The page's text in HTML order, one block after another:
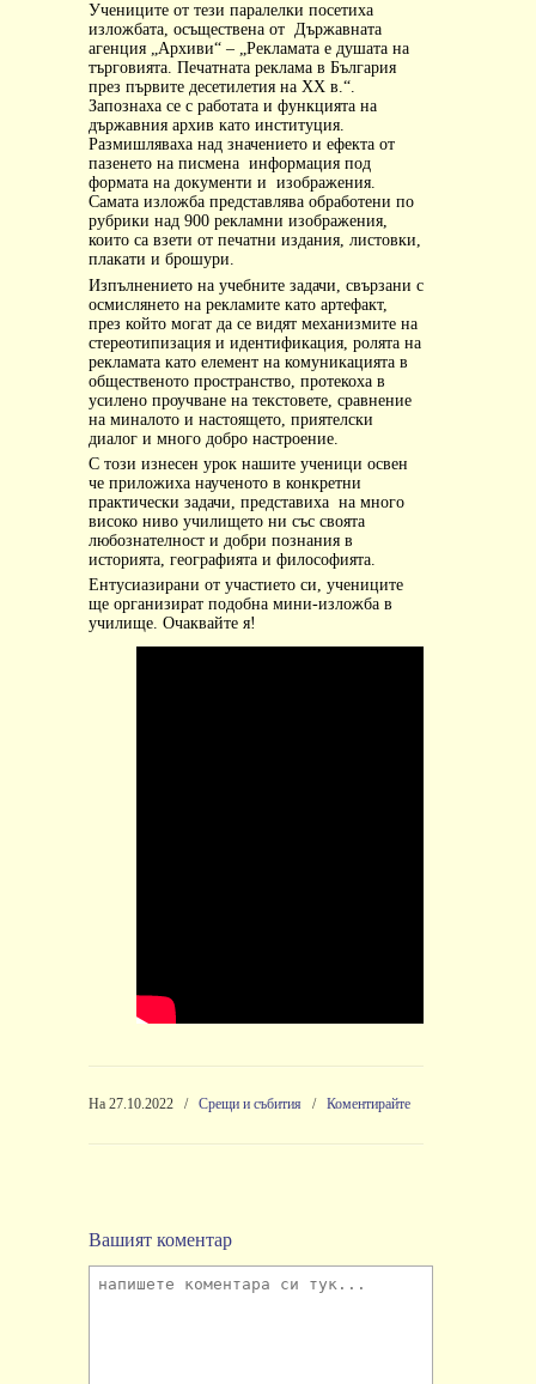
Учениците от тези паралелки посетиха
изложбата, осъществена от Държавната
агенция „Архиви“ – „Рекламата е душата на
търговията. Печатната реклама в България
през първите десетилетия на XX в.“.
Запознаха се с работата и функцията на
държавния архив като институция.
Размишляваха над значението и ефекта от
пазенето на писмена информация под
формата на документи и изображения.
Самата изложба представлява обработени по
рубрики над 900 рекламни изображения,
които са взети от печатни издания, листовки,
плакати и брошури.
Изпълнението на учебните задачи, свързани с
осмислянето на рекламите като артефакт,
през който могат да се видят механизмите на
стереотипизация и идентификация, ролята на
рекламата като елемент на комуникацията в
общественото пространство, протекоха в
усилено проучване на текстовете, сравнение
на миналото и настоящето, приятелски
диалог и много добро настроение.
С този изнесен урок нашите ученици освен
че приложиха наученото в конкретни
практически задачи, представиха на много
високо ниво училището ни със своята
любознателност и добри познания в
историята, географията и философията.
Ентусиазирани от участието си, учениците
ще организират подобна мини-изложба в
училище. Очаквайте я!
На 27.10.2022 / Срещи и събития / Коментирайте
Вашият коментар